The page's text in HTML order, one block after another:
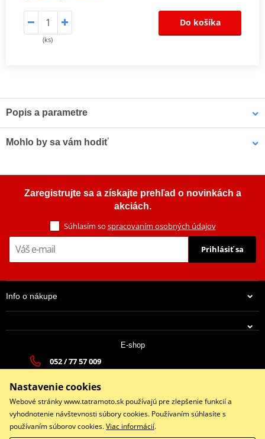
(ks)
Do košíka
Popis a parametre
Výrobca
Mohlo by sa vám hodiť
Zaregistrujte sa a získajte prehľad o novinkách a
akciách.
Súhlasím so spracovaním osobných údajov
Prihlásiť sa
Info o nákupe
E-shop
052 / 77 57 009
Po - Pia 9:00-17:00 | So: 9:00-13:00 | Ne: Zatvorené
Facebook
Nastavenie cookies
Webové stránky www.tatramoto.sk používajú pre zlepšenie funkcií a
vyhodnotenie návštevnosti súbory cookies. Používaním súhlasíte s
používaním súborov cookies.Viac informácií.